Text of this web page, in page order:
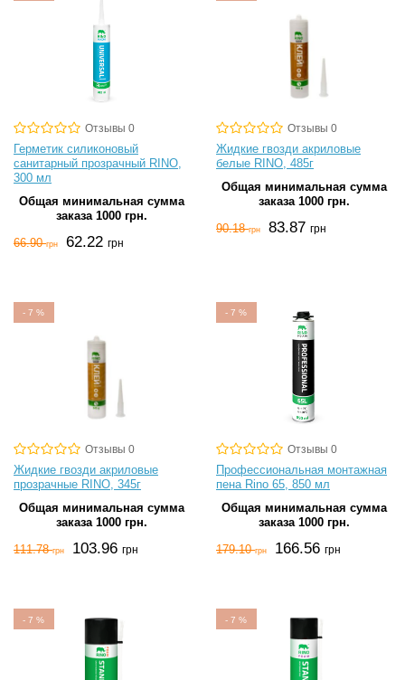
Отзывы 0
Герметик силиконовый
санитарный прозрачный RINO,
300 мл
Общая минимальная сумма
заказа 1000 грн.
66.90грн 62.22 грн
Отзывы 0
Жидкие гвозди акриловые
белые RINO, 485г
Общая минимальная сумма
заказа 1000 грн.
90.18грн 83.87 грн
-7%
Отзывы 0
Жидкие гвозди акриловые
прозрачные RINO, 345г
Общая минимальная сумма
заказа 1000 грн.
111.78грн 103.96 грн
-7%
Отзывы 0
Профессиональная монтажная
пена Rino 65, 850 мл
Общая минимальная сумма
заказа 1000 грн.
179.10грн 166.56 грн
-7% -7%